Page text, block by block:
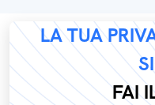
LA TUA
FAI